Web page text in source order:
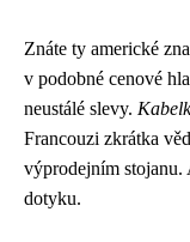
Znáte ty americké
v podobné cenové
neustálé slevy.
Francouzi zkrátka
výprodejním stojanu.
dotyku.